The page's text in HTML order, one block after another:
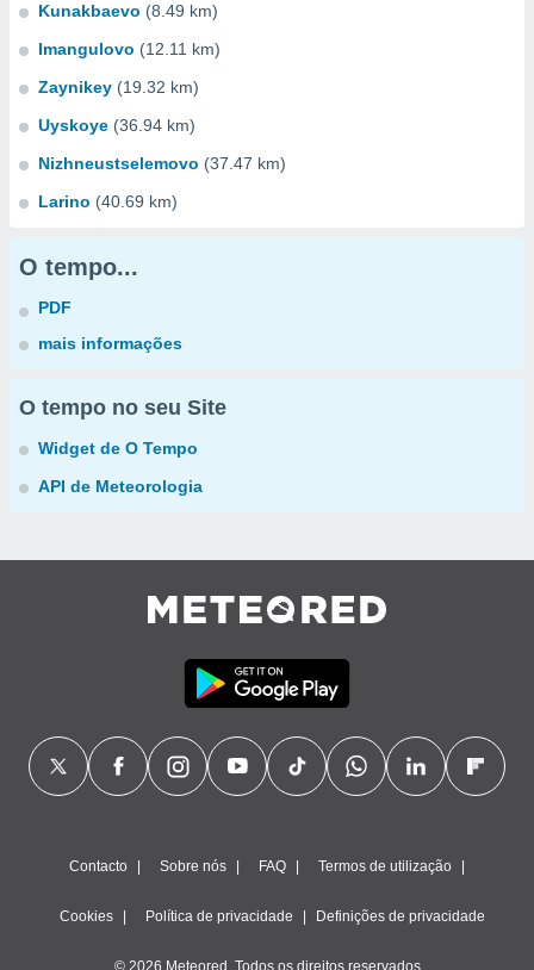
Kunakbaevo (8.49 km)
Imangulovo (12.11 km)
Zaynikey (19.32 km)
Uyskoye (36.94 km)
Nizhneustselemovo (37.47 km)
Larino (40.69 km)
O tempo...
PDF
mais informações
O tempo no seu Site
Widget de O Tempo
API de Meteorologia
Contacto Sobre nós FAQ Termos de utilização
Cookies Política de privacidade Definições de privacidade
© 2026 Meteored. Todos os direitos reservados